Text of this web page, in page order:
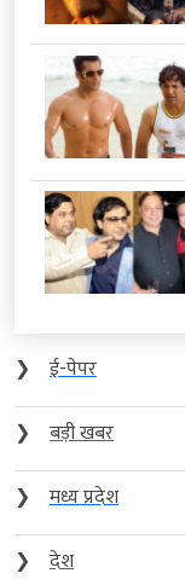
❯
ई-पेपर
❯
बड़ी खबर
❯
मध्य प्रदेश
❯
देश